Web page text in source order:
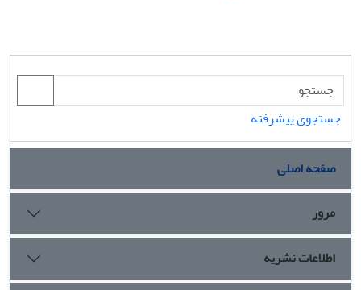
جستجوی پیشرفته
صفحه اصلی
مرور
اطلاعات نشریه